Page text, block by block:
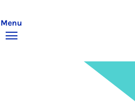
Menu